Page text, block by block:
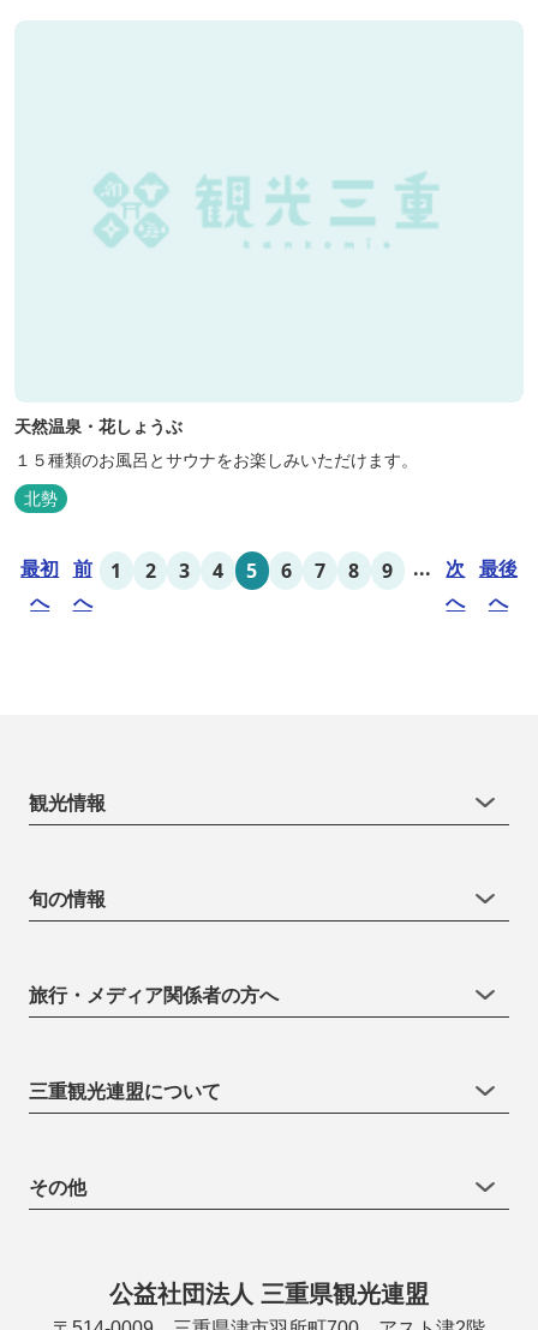
工場では約10キロと鈴鹿市では近い場所となっております。
天然温泉・花しょうぶ
１５種類のお風呂とサウナをお楽しみいただけます。
北勢
最初
へ
前
へ
1 2 3 4 5 6 7 8 9 ...
次
へ
最後
へ
観光情報
旬の情報
旅行・メディア関係者の方へ
三重観光連盟について
その他
公益社団法人 三重県観光連盟